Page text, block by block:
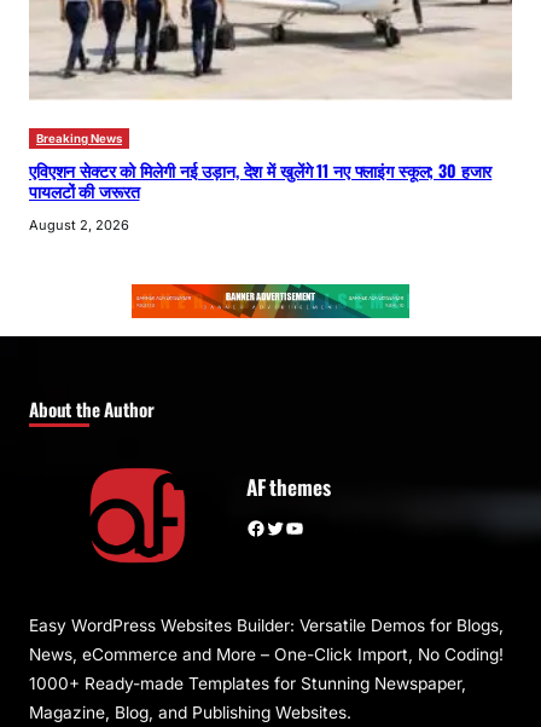
Breaking News
एविएशन सेक्टर को मिलेगी नई उड़ान, देश में खुलेंगे 11 नए फ्लाइंग स्कूल; 30 हजार
पायलटों की जरूरत
August 2, 2026
About the Author
AF themes
Facebook Twitter YouTube
Easy WordPress Websites Builder: Versatile Demos for Blogs,
News, eCommerce and More – One-Click Import, No Coding!
1000+ Ready-made Templates for Stunning Newspaper,
Magazine, Blog, and Publishing Websites.